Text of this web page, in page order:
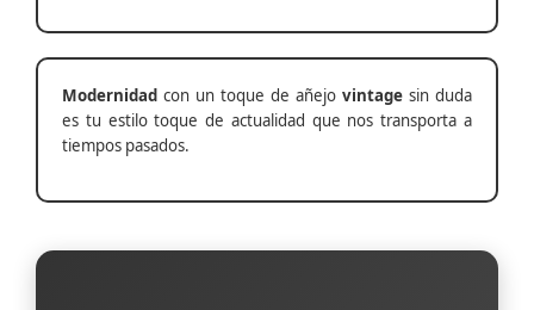
Modernidad con un toque de añejo vintage sin duda
es tu estilo toque de actualidad que nos transporta a
tiempos pasados.